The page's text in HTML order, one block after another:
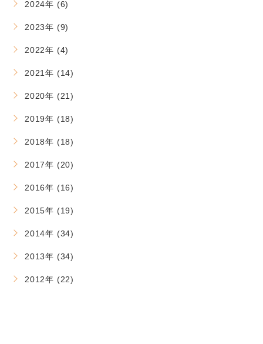
2024年 (6)
2023年 (9)
2022年 (4)
2021年 (14)
2020年 (21)
2019年 (18)
2018年 (18)
2017年 (20)
2016年 (16)
2015年 (19)
2014年 (34)
2013年 (34)
2012年 (22)